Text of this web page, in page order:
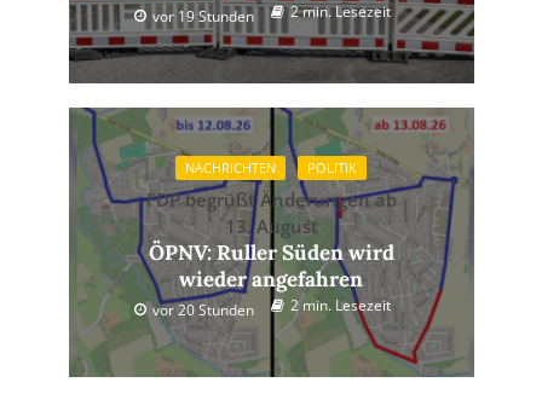
vor 19 Stunden 2 min. Lesezeit
NACHRICHTEN POLITIK
FDP begrüßt Änderungen ab
13. August
ÖPNV: Ruller Süden wird
wieder angefahren
vor 20 Stunden 2 min. Lesezeit